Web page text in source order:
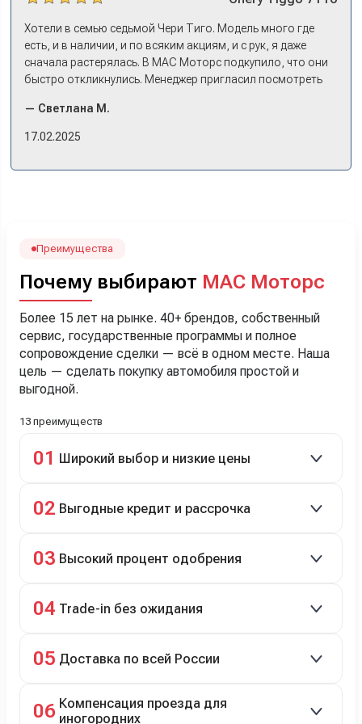
Хотели в семью седьмой Чери Тиго. Модель много где
есть, и в наличии, и по всяким акциям, и с рук, я даже
сначала растерялась. В МАС Моторс подкупило, что они
быстро откликнулись. Менеджер пригласил посмотреть
примериться. Нам тут недалеко, пришли в салон - и в тот
же день купили машину! Неожиданно, но довольны! Все
менеджеру Сергею, профессионал своего дела!
— Светлана М.
17.02.2025
Преимущества
Почему выбирают МАС Моторс
Более 15 лет на рынке. 40+ брендов, собственный
сервис, государственные программы и полное
сопровождение сделки — всё в одном месте. Наша
цель — сделать покупку автомобиля простой и
выгодной.
13 преимуществ
01 Широкий выбор и низкие цены
подержанные авто.
02 Выгодные кредит и рассрочка
рассрочка 0% на 2 года при первом взносе 35–50%.
03 Высокий процент одобрения
04 Trade-in без ожидания
05 Доставка по всей России
06 Компенсация проезда для
иногородних